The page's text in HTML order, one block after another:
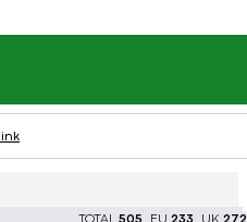
TOTAL 505 EU 233 UK 272